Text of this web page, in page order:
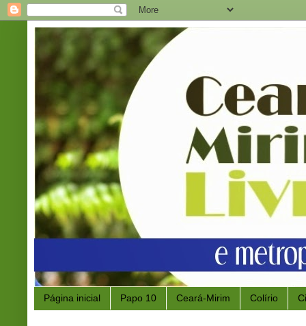
Página inicial Papo 10 Ceará-Mirim Colírio